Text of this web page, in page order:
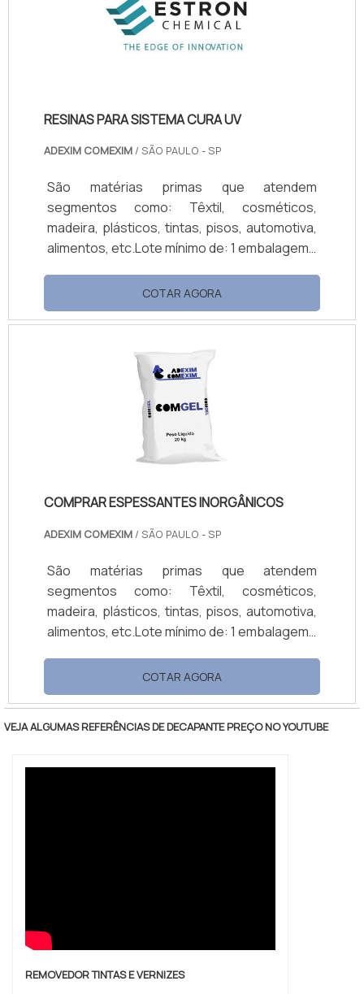
fechados.Aplicação do produtoO produto é
utilizado na limpeza de pisos, forros e
RESINAS PARA SISTEMA CURA UV
ADEXIM COMEXIM / SÃO PAULO - SP
São matérias primas que atendem
segmentos como: Têxtil, cosméticos,
madeira, plásticos, tintas, pisos, automotiva,
alimentos, etc.Lote mínimo de: 1 embalagem -
é uma série de macromonômeros acrílicos.
essas resinas para sistema cura uv está na
vanguarda da tecnologia UV/EB fornecendo
propriedades únicas do produto com
sistemas à base de solvente ou sem
solvente 100% sólidos.Linha Lumicryl de cura
UVSolventes Lumicryl 101S: Para tintas,
adesivos laminado.
COTAR AGORA
COMPRAR ESPESSANTES INORGÂNICOS
ADEXIM COMEXIM / SÃO PAULO - SP
São matérias primas que atendem
segmentos como: Têxtil, cosméticos,
madeira, plásticos, tintas, pisos, automotiva,
alimentos, etc.Lote mínimo de: 1 embalagem -
distribuídos no Brasil com minérios da mais
alta pureza e qualidade. À base de Atapulgita
Mineral, comprar espessantes inorgânicos é
fundamental por ser aplicados em sistema
um surfactante e em sistemas sem
COTAR AGORA
VEJA ALGUMAS REFERÊNCIAS DE DECAPANTE PREÇO NO YOUTUBE
REMOVEDOR TINTAS E VERNIZES